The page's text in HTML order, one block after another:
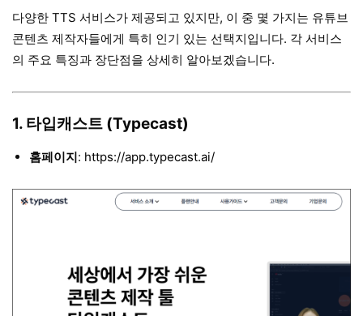
다양한 TTS 서비스가 제공되고 있지만, 이 중 몇 가지는 유튜브
콘텐츠 제작자들에게 특히 인기 있는 선택지입니다. 각 서비스
의 주요 특징과 장단점을 상세히 알아보겠습니다.
1. 타입캐스트 (Typecast)
홈페이지: https://app.typecast.ai/